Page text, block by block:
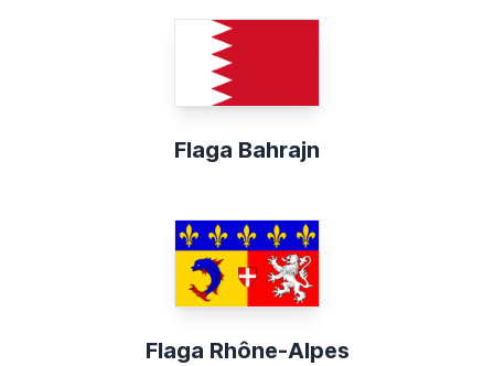
Flaga Bahrajn
Flaga Rhône-Alpes